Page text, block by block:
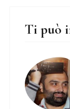
Ti può